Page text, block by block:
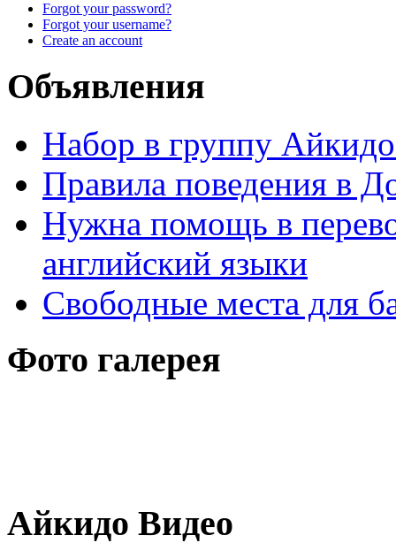
Forgot your password?
Forgot your username?
Create an account
Объявления
Набор в группу
Правила поведения в
Нужна помощь в
английский языки
Свободные места для
Фото галерея
Айкидо Видео